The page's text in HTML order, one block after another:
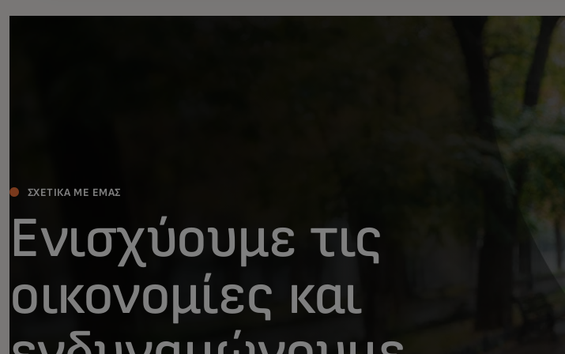
ΣΧΕΤΙΚΆ ΜΕ ΕΜΆΣ
Ενισχύουμε τις
οικονομίες και